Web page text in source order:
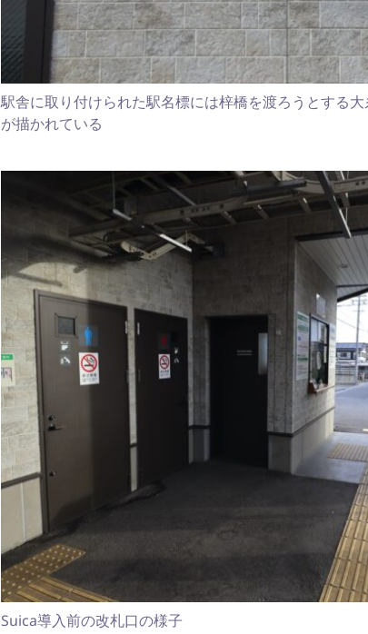
駅舎に取り付けられた駅名標には梓橋を渡ろうとする
が描かれている
Suica導入前の改札口の様子